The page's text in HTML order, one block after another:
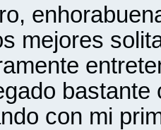
mejores
con mi